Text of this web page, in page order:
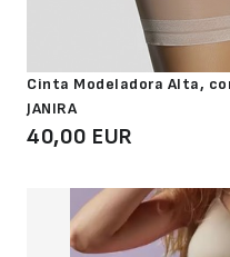
Cinta Modeladora Alta,
JANIRA
40,00 EUR